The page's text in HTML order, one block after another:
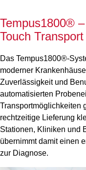
Tempus1800®
Touch
Das Tempus1800®-
moderner
Zuverlässigkeit und
automatisierten
Transportmöglichkeiten
rechtzeitige Lieferung
Stationen, Kliniken und
übernimmt damit einen
zur Diagnose.